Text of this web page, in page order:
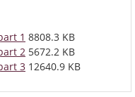
1 8808.3 KB
2 5672.2 KB
3 12640.9 KB